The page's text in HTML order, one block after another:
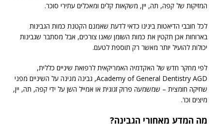
המזיקות של קפה, תה, יין, משקאות קלים ומאכלים עתירי סוכר.
לכל חובבי הדיאטות בינינו כדאי לדעת שאמנם הקטנת כמות הגבינות
בארוחות אכן תקטין את כמות השומן שאנו צורכים, אבל מסתבר שגבינות
יכולות להועיל יותר מאשר רק תוספת לטעם.
לפי מחקר חדש של האקדמיה האמריקאית לרפואת שיניים כללית,
Academy of General Dentistry AGD, גבינה מגינה על השיניים מפני
שחיקה חומצית – שמשמעה פרוק זגוגית או אמייל השן על ידי קפה, תה, יין,
מיצים וכו'.
מה המדע מאחורי הגבינה?